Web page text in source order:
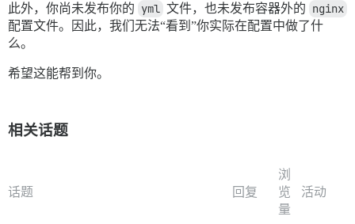
此外，你尚未发布你的 yml 文件，也未发布容器外的 nginx
配置文件。因此，我们无法“看到”你实际在配置中做了什
么。
希望这能帮到你。
相关话题
话题 回复
浏
览
量
活动